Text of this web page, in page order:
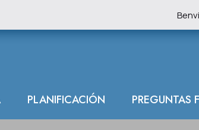
PLANIFICACIÓN PREGUNTAS